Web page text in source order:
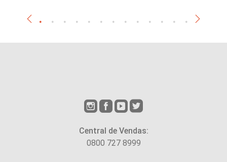
Central de Vendas:
0800 727 8999